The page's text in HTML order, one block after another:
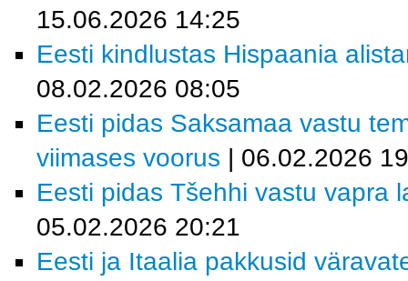
15.06.2026 14:25
Eesti kindlustas Hispaania
08.02.2026 08:05
Eesti pidas Saksamaa vastu
viimases voorus | 06.02.2026
Eesti pidas Tšehhi vastu vapra
05.02.2026 20:21
Eesti ja Itaalia pakkusid